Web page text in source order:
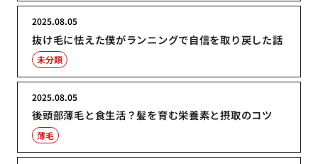
抜け毛に怯えた僕がランニングで自信を取り戻した話
2025.08.05
未分類
後頭部薄毛と食生活？髪を育む栄養素と摂取のコツ
2025.08.05
薄毛